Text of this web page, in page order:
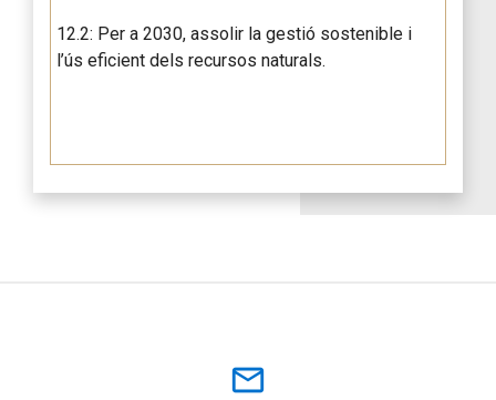
12.2: Per a 2030, assolir la gestió sostenible i
l’ús eficient dels recursos naturals.
mail_outline